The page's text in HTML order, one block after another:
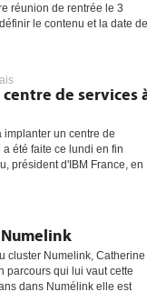
réunion de rentrée le 3
le contenu et la date de
de services
implanter un centre de
été faite ce lundi en fin
président d'IBM France, en
cluster Numelink, Catherine
parcours qui lui vaut cette
dans Numélink elle est